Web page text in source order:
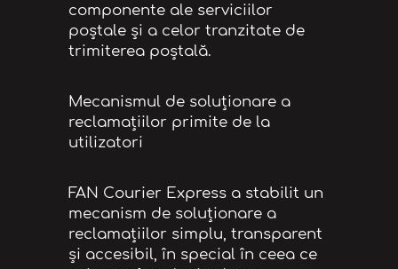
componente ale serviciilor
poştale şi a celor tranzitate de
trimiterea poştală.
Mecanismul de soluționare a
reclamațiilor primite de la
utilizatori
FAN Courier Express a stabilit un
mecanism de soluționare a
reclamațiilor simplu, transparent
și accesibil, în special în ceea ce